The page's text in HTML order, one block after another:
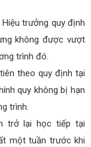
trưởng quy định
không được vượt
trình đó.
theo quy định tại
quy không bị hạn
trình.
trở lại học tiếp tại
một tuần trước khi